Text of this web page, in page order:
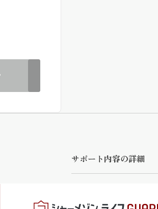
サポー ト内容の詳細